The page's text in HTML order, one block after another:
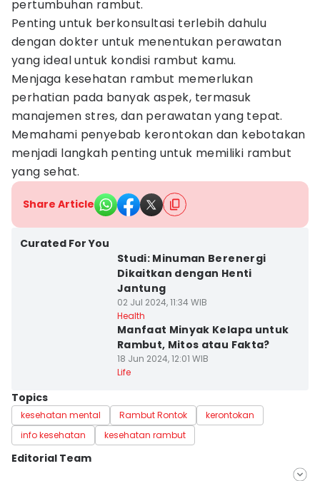
pertumbuhan rambut.
Penting untuk berkonsultasi terlebih dahulu
dengan dokter untuk menentukan perawatan
yang ideal untuk kondisi rambut kamu.
Menjaga kesehatan rambut memerlukan
perhatian pada banyak aspek, termasuk
manajemen stres, dan perawatan yang tepat.
Memahami penyebab kerontokan dan kebotakan
menjadi langkah penting untuk memiliki rambut
yang sehat.
Share Article
Curated For You
Studi: Minuman Berenergi
Dikaitkan dengan Henti
Jantung
02 Jul 2024, 11:34 WIB
Health
Manfaat Minyak Kelapa untuk
Rambut, Mitos atau Fakta?
18 Jun 2024, 12:01 WIB
Life
Topics
kesehatan mental Rambut Rontok
kerontokan
info kesehatan
kesehatan rambut
Editorial Team